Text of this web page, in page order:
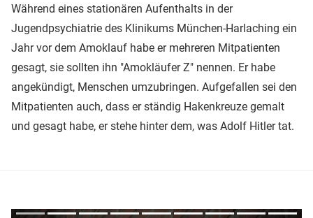
Während eines stationären Aufenthalts in der
Jugendpsychiatrie des Klinikums München-Harlaching ein
Jahr vor dem Amoklauf habe er mehreren Mitpatienten
gesagt, sie sollten ihn "Amokläufer Z" nennen. Er habe
angekündigt, Menschen umzubringen. Aufgefallen sei den
Mitpatienten auch, dass er ständig Hakenkreuze gemalt
und gesagt habe, er stehe hinter dem, was Adolf Hitler tat.